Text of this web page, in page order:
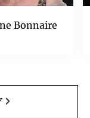
Bonnaire